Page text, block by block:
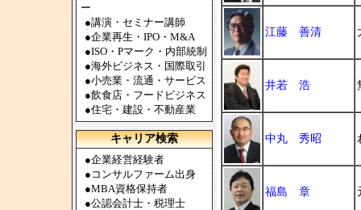
ー
●講演・セミナー講師
●企業再生・IPO・M&A
●ISO・Pマーク・内部統制
●海外ビジネス・国際取引
●小売業・流通・サービス
●飲食店・フードビジネス
●住宅・建設・不動産業
キャリア検索
●企業経営経験者
● コンサルファーム出身
●MBA資格保持者
●公認会計士・税理士
江藤 善清
井若 浩
中丸 秀昭
福島 章